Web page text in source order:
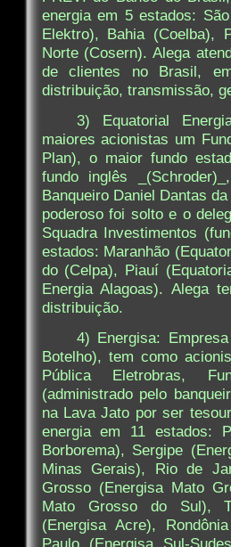
energia em 5 estados:
Elektro), Bahia (Coelba),
Norte (Cosern). Alega
de clientes no Brasil,
distribuição, transmissão,
3) Equatorial
maiores acionistas um
Plan), o maior fundo
fundo inglês
Banqueiro Daniel Dantas
poderoso foi solto e o
Squadra Investimentos
estados: Maranhão
do (Celpa), Piauí
Energia Alagoas). Alega
distribuição.
4) Energisa:
Botelho), tem como
Pública Eletrobras,
(administrado pelo
na Lava Jato por ser
energia em 11 estados:
Borborema), Sergipe
Minas Gerais), Rio de
Grosso (Energisa Mato
Mato Grosso do Sul),
(Energisa Acre),